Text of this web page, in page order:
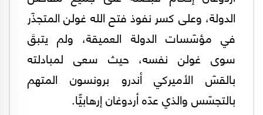
الدولة، وعلى كسر نفوذ فتح الله غولن المتجذّر
في مؤسّسات الدولة العميقة، ولم يتبقَ
سوى غولن نفسه، حيث سعى لمبادلته
بالقسّ الأميركي أندرو برونسون المتهم
بالتجسّس والذي عدّه أردوغان إرهابيًّا.